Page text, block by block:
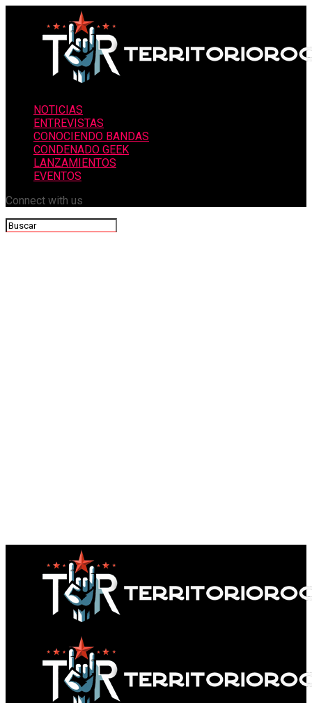
NOTICIAS
ENTREVISTAS
CONOCIENDO BANDAS
CONDENADO GEEK
LANZAMIENTOS
EVENTOS
Connect with us